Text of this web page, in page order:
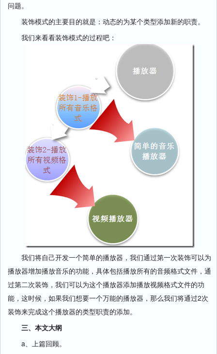
问题。
装饰模式的主要目的就是：动态的为某个类型添加新的职责。
我们来看看装饰模式的过程吧：
我们将自己开发一个简单的播放器，我们通过第一次装饰可以为
播放器增加播放音乐的功能，具体包括播放所有的音频格式文件，通
过第二次装饰，我们可以为这个播放器添加播放视频格式文件的功
能，这时候，如果我们想要一个万能的播放器，那么我们将通过2次
装饰来完成这个播放器的类型职责的添加。
三、本文大纲
a、上篇回顾。